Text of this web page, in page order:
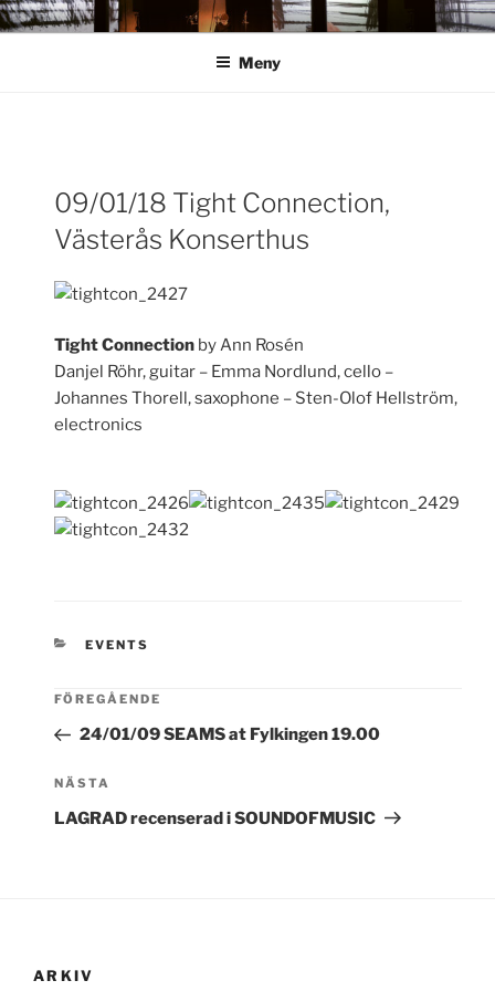
Hoppa
till
ANN ROSÉN
Meny
09/01/18 Tight Connection,
Västerås Konserthus
Tight Connection by Ann Rosén
Danjel Röhr, guitar – Emma Nordlund, cello –
Johannes Thorell, saxophone – Sten-Olof Hellström,
electronics
KATEGORIER
EVENTS
Inläggsnavigering
FÖREGÅENDE
24/01/09 SEAMS at Fylkingen 19.00
Nästa
inlägg
NÄSTA
LAGRAD recenserad i SOUNDOFMUSIC
ARKIV